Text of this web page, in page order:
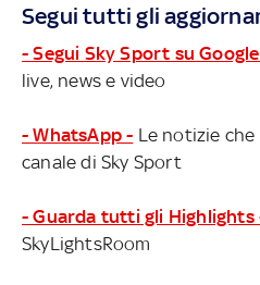
Segui tutti gli
- Segui Sky Sport su
live, news e video
- WhatsApp - Le notizie che
canale di Sky Sport
- Guarda tutti gli Highlights
SkyLightsRoom